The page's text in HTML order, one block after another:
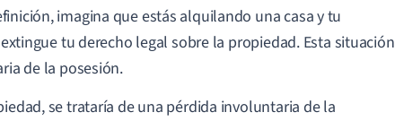
imagina que estás alquilando una casa y tu
tu derecho legal sobre la propiedad. Esta situación
de la posesión.
se trataría de una pérdida involuntaria de la